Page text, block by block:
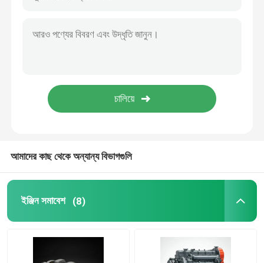
শীতল সিস্টেম
আমাদের কাছ থেকে অন্যান্য বিভাগগুলি
ইঞ্জিন সমাবেশ (8)